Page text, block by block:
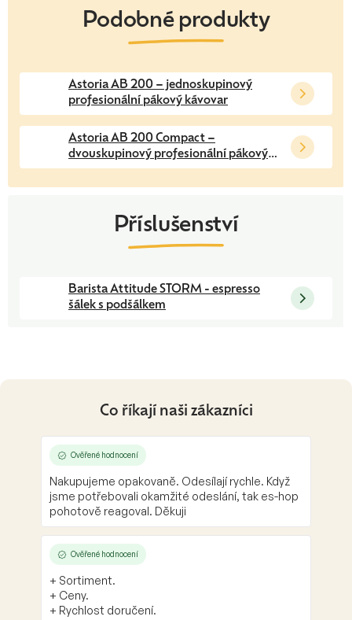
Barista Attitude STORM - espresso
šálek s podšálkem
Astoria AB 200 – jednoskupinový
profesionální pákový kávovar
Astoria AB 200 Compact –
dvouskupinový profesionální pákový
kávovar
Co říkají naši zákazníci
Ověřené hodnocení
Nakupujeme opakovaně. Odesílají rychle. Když
jsme potřebovali okamžité odeslání, tak es-hop
pohotově reagoval. Děkuji
Ověřené hodnocení
+ Sortiment.
+ Ceny.
+ Rychlost doručení.